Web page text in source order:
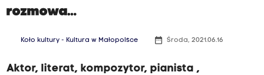
rozmowa…
Koło kultury - Kultura w Małopolsce date_range Środa, 2021.06.16
Aktor, literat, kompozytor, pianista ,